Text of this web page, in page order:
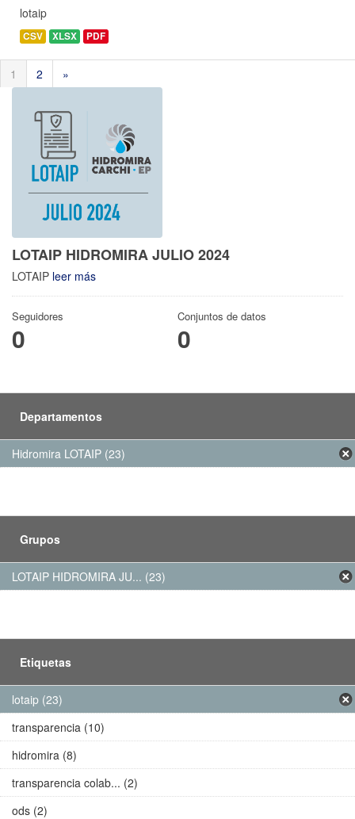
lotaip
CSV XLSX PDF
1 2 »
LOTAIP HIDROMIRA JULIO 2024
LOTAIP leer más
Seguidores
0
Conjuntos de datos
0
Departamentos
Hidromira LOTAIP (23)
Grupos
LOTAIP HIDROMIRA JU... (23)
Etiquetas
lotaip (23)
transparencia (10)
hidromira (8)
transparencia colab... (2)
ods (2)